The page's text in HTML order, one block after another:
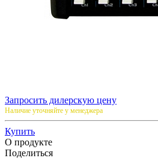
Запросить дилерскую цену
Наличие уточняйте у менеджера
Купить
О продукте
Поделиться